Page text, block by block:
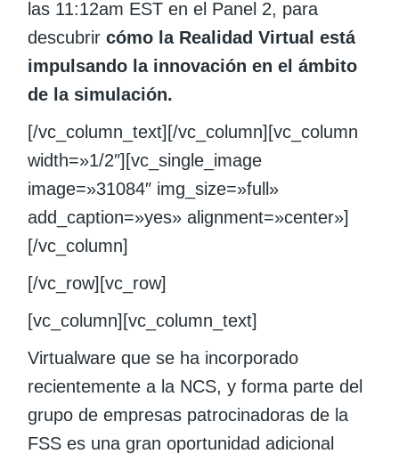
las 11:12am EST en el Panel 2, para
descubrircómo la Realidad Virtual está
impulsando la innovación en el ámbito
de la simulación.
[/vc_column_text][/vc_column][vc_column
width=»1/2″][vc_single_image
image=»31084″ img_size=»full»
add_caption=»yes» alignment=»center»]
[/vc_column]
[/vc_row][vc_row]
[vc_column][vc_column_text]
Virtualware que se ha incorporado
recientemente a la NCS, y forma parte del
grupo de empresas patrocinadoras de la
FSS es una gran oportunidad adicional